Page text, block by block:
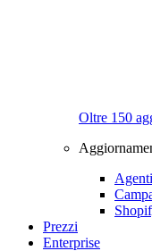
Oltre 150
Prezzi
Enterprise